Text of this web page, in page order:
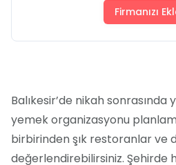
Firmanızı
Balıkesir’de nikah sonrasında
yemek organizasyonu
birbirinden şık restoranlar ve
değerlendirebilirsiniz. Şehirde